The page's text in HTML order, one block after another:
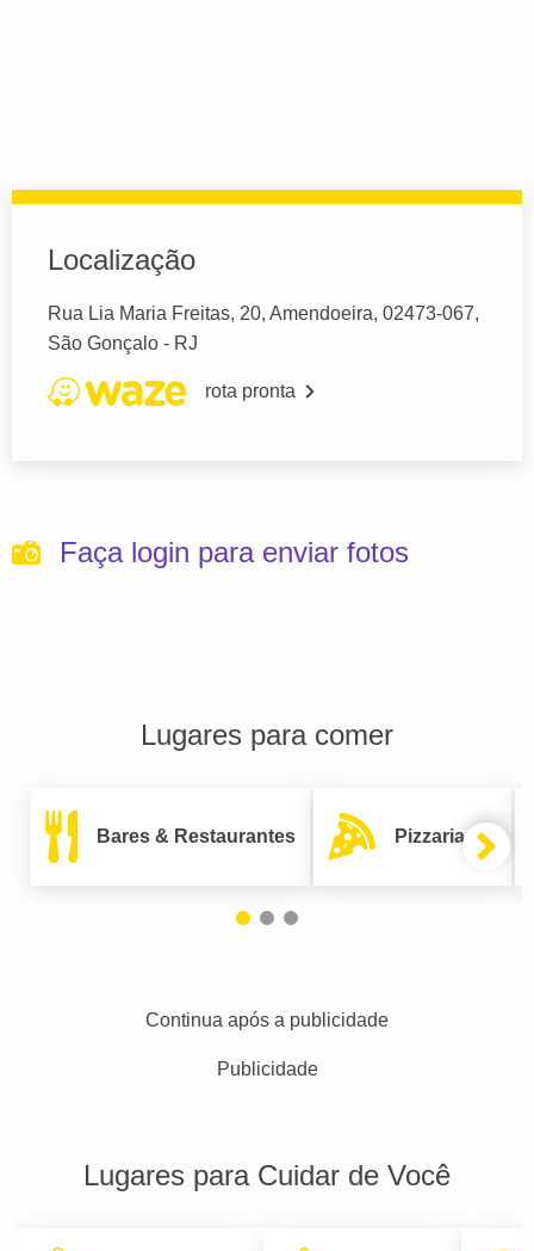
Localização
Rua Lia Maria Freitas, 20, Amendoeira, 02473-067,
São Gonçalo - RJ
rota pronta
Faça login para enviar fotos
Lugares para comer
Bares & Restaurantes Pizzarias
Continua após a publicidade
Publicidade
Lugares para Cuidar de Você